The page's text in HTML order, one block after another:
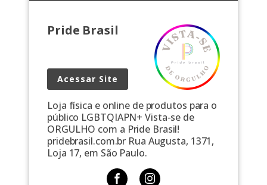
Pride Brasil
Acessar Site
Loja física e online de produtos para o
público LGBTQIAPN+ Vista-se de
ORGULHO com a Pride Brasil!
pridebrasil.com.br Rua Augusta, 1371,
Loja 17, em São Paulo.